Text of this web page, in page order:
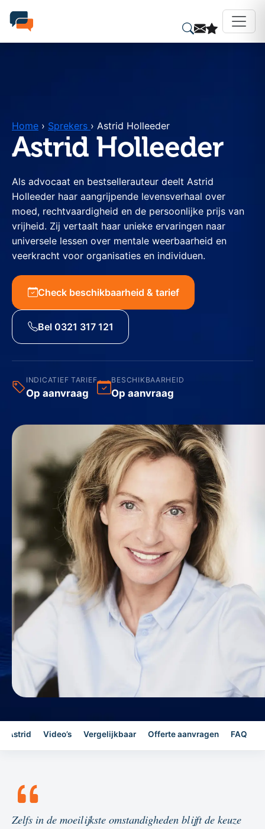
Home › Sprekers › Astrid Holleeder
Astrid Holleeder
Als advocaat en bestsellerauteur deelt Astrid
Holleeder haar aangrijpende levensverhaal over
moed, rechtvaardigheid en de persoonlijke prijs van
vrijheid. Zij vertaalt haar unieke ervaringen naar
universele lessen over mentale weerbaarheid en
veerkracht voor organisaties en individuen.
Check beschikbaarheid & tarief
Bel 0321 317 121
INDICATIEF TARIEF
Op aanvraag
BESCHIKBAARHEID
Op aanvraag
Astrid Video’s Vergelijkbaar Offerte aanvragen FAQ
Zelfs in de moeilijkste omstandigheden blijft de keuze